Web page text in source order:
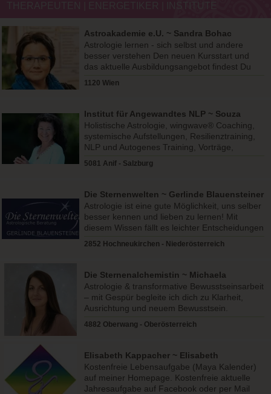
Astroakademie e.U. ~ Sandra Bohac
Astrologie lernen - sich selbst und andere
besser verstehen Den neuen Kursstart und
das aktuelle Ausbildungsangebot findest Du
1120 Wien
Institut für Angewandtes NLP ~ Souza
Seethaler
Holistische Astrologie, wingwave® Coaching,
systemische Aufstellungen, Resilienztraining,
NLP und Autogenes Training, Vorträge,
5081 Anif - Salzburg
Die Sternenwelten ~ Gerlinde Blauensteiner
Astrologie ist eine gute Möglichkeit, uns selber
besser kennen und lieben zu lernen! Mit
diesem Wissen fällt es leichter Entscheidungen
2852 Hochneukirchen - Niederösterreich
Die Sternenalchemistin ~ Michaela
Schachner
Astrologie & transformative Bewusstseinsarbeit
– mit Gespür begleite ich dich zu Klarheit,
Ausrichtung und neuem Bewusstsein.
4882 Oberwang - Oberösterreich
Elisabeth Kappacher ~ Elisabeth
Kappacher
Kostenfreie Lebensaufgabe (Maya Kalender)
auf meiner Homepage. Kostenfreie aktuelle
Jahresaufgabe auf Facebook oder per Mail